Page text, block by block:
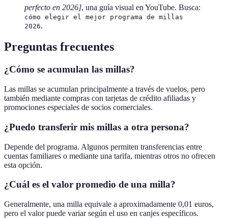
perfecto en 2026], una guía visual en YouTube. Busca:
cómo elegir el mejor programa de millas
2026.
Preguntas frecuentes
¿Cómo se acumulan las millas?
Las millas se acumulan principalmente a través de vuelos, pero
también mediante compras con tarjetas de crédito afiliadas y
promociones especiales de socios comerciales.
¿Puedo transferir mis millas a otra persona?
Depende del programa. Algunos permiten transferencias entre
cuentas familiares o mediante una tarifa, mientras otros no ofrecen
esta opción.
¿Cuál es el valor promedio de una milla?
Generalmente, una milla equivale a aproximadamente 0,01 euros,
pero el valor puede variar según el uso en canjes específicos.